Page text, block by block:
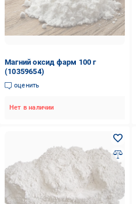
Магний оксид фарм 100 г
(10359654)
оценить
Нет в наличии